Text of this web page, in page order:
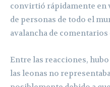
convirtió rápidamente en
de personas de todo el
avalancha de
Entre las reacciones,
las leonas no